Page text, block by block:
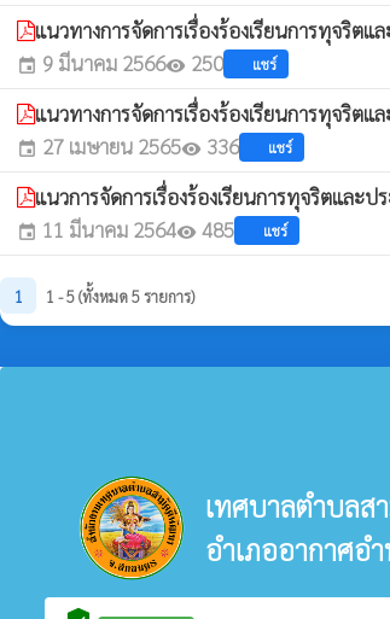
แนวทางการจัดการเรื่องร้องเรียนการทุจริ
event 9 มีนาคม 2566visibility 250 แชร์
แนวทางการจัดการเรื่องร้องเรียนการทุจริ
event 27 เมษายน 2565visibility 336 แชร์
แนวการจัดการเรื่องร้องเรียนการทุจริตแล
event 11 มีนาคม 2564visibility 485 แชร์
1 1 - 5 (ทั้งหมด 5 รายการ)
เทศบาลตำบล
อำเภออากาศอ